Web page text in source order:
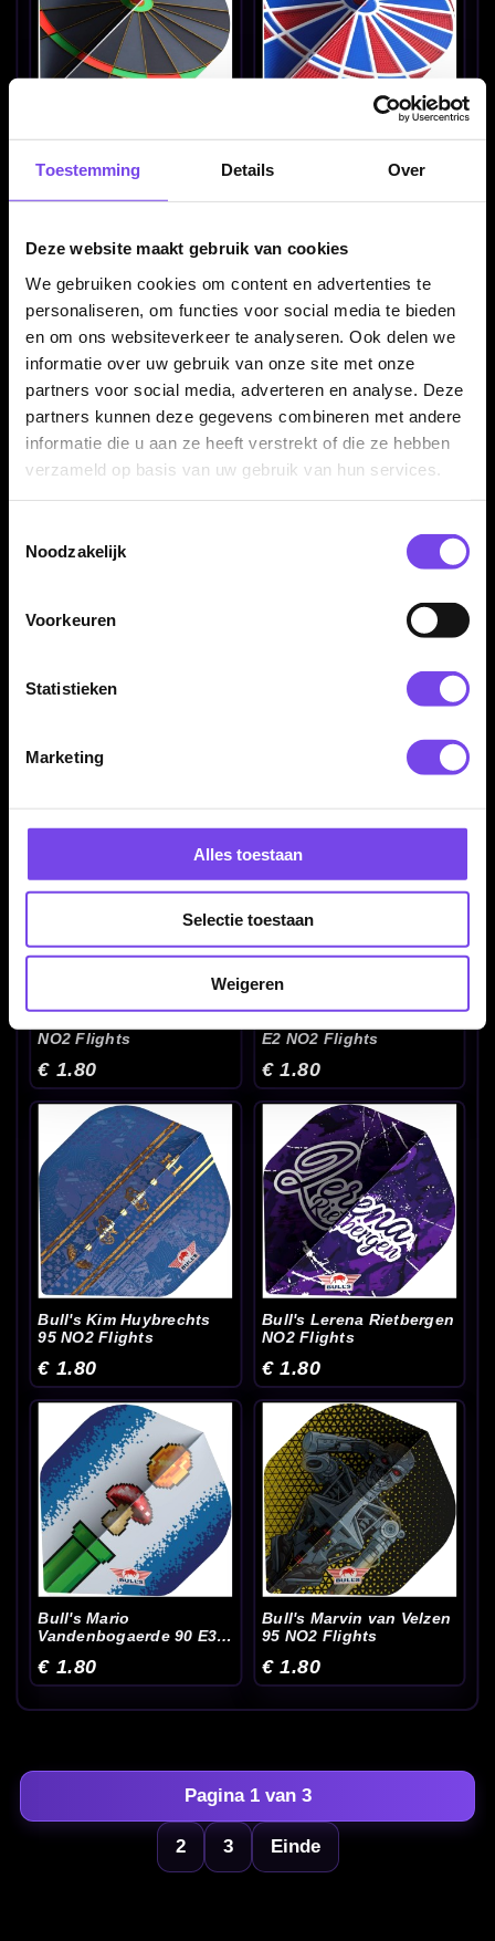
Toestemming Details Over
Deze website maakt gebruik van cookies
We gebruiken cookies om content en advertenties te
personaliseren, om functies voor social media te bieden
en om ons websiteverkeer te analyseren. Ook delen we
informatie over uw gebruik van onze site met onze
partners voor social media, adverteren en analyse. Deze
partners kunnen deze gegevens combineren met andere
informatie die u aan ze heeft verstrekt of die ze hebben
verzameld op basis van uw gebruik van hun services.
Noodzakelijk
Voorkeuren
Statistieken
Marketing
Alles toestaan
Selectie toestaan
Weigeren
Black No.2 Flights
€ 1.50
Bull's Design 100 Board
Blue and Red No.2
Flights
€ 1.50
Bull's Design 100 Board
Normal No.2 Flights
€ 1.50
Bull's Design 100 Duck
You No.2 Flights
€ 1.50
€ 1.50
Duijvenbode CP 95%
NO2 Flights
€ 1.80
E2 NO2 Flights
€ 1.80
Bull's Kim Huybrechts
95 NO2 Flights
€ 1.80
Bull's Lerena Rietbergen
NO2 Flights
€ 1.80
Bull's Mario
Vandenbogaerde 90 E3
€ 1.80
Bull's Marvin van Velzen
95 NO2 Flights
€ 1.80
Pagina 1 van 3
2 3 Einde